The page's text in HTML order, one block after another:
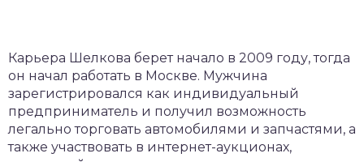
Карьера Шелкова берет начало в 2009 году, тогда
он начал работать в Москве. Мужчина
зарегистрировался как индивидуальный
предприниматель и получил возможность
легально торговать автомобилями и запчастями, а
также участвовать в интернет-аукционах,